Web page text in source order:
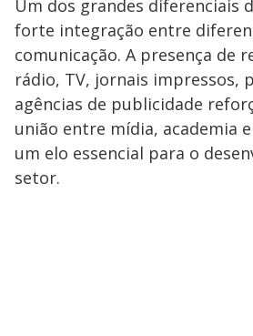
Um dos grandes diferenciais
forte integração entre
comunicação. A presença de
rádio, TV, jornais impressos,
agências de publicidade
união entre mídia, academia
um elo essencial para o
setor.